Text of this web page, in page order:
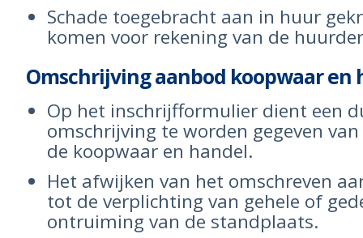
Schade toegebracht aan in huur
komen voor rekening van de
Omschrijving aanbod koopwaar en
Op het inschrijfformulier dient een
omschrijving te worden gegeven
de koopwaar en handel.
Het afwijken van het omschreven
tot de verplichting van gehele of
ontruiming van de standplaats.